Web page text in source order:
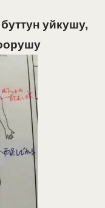
уйкушу,